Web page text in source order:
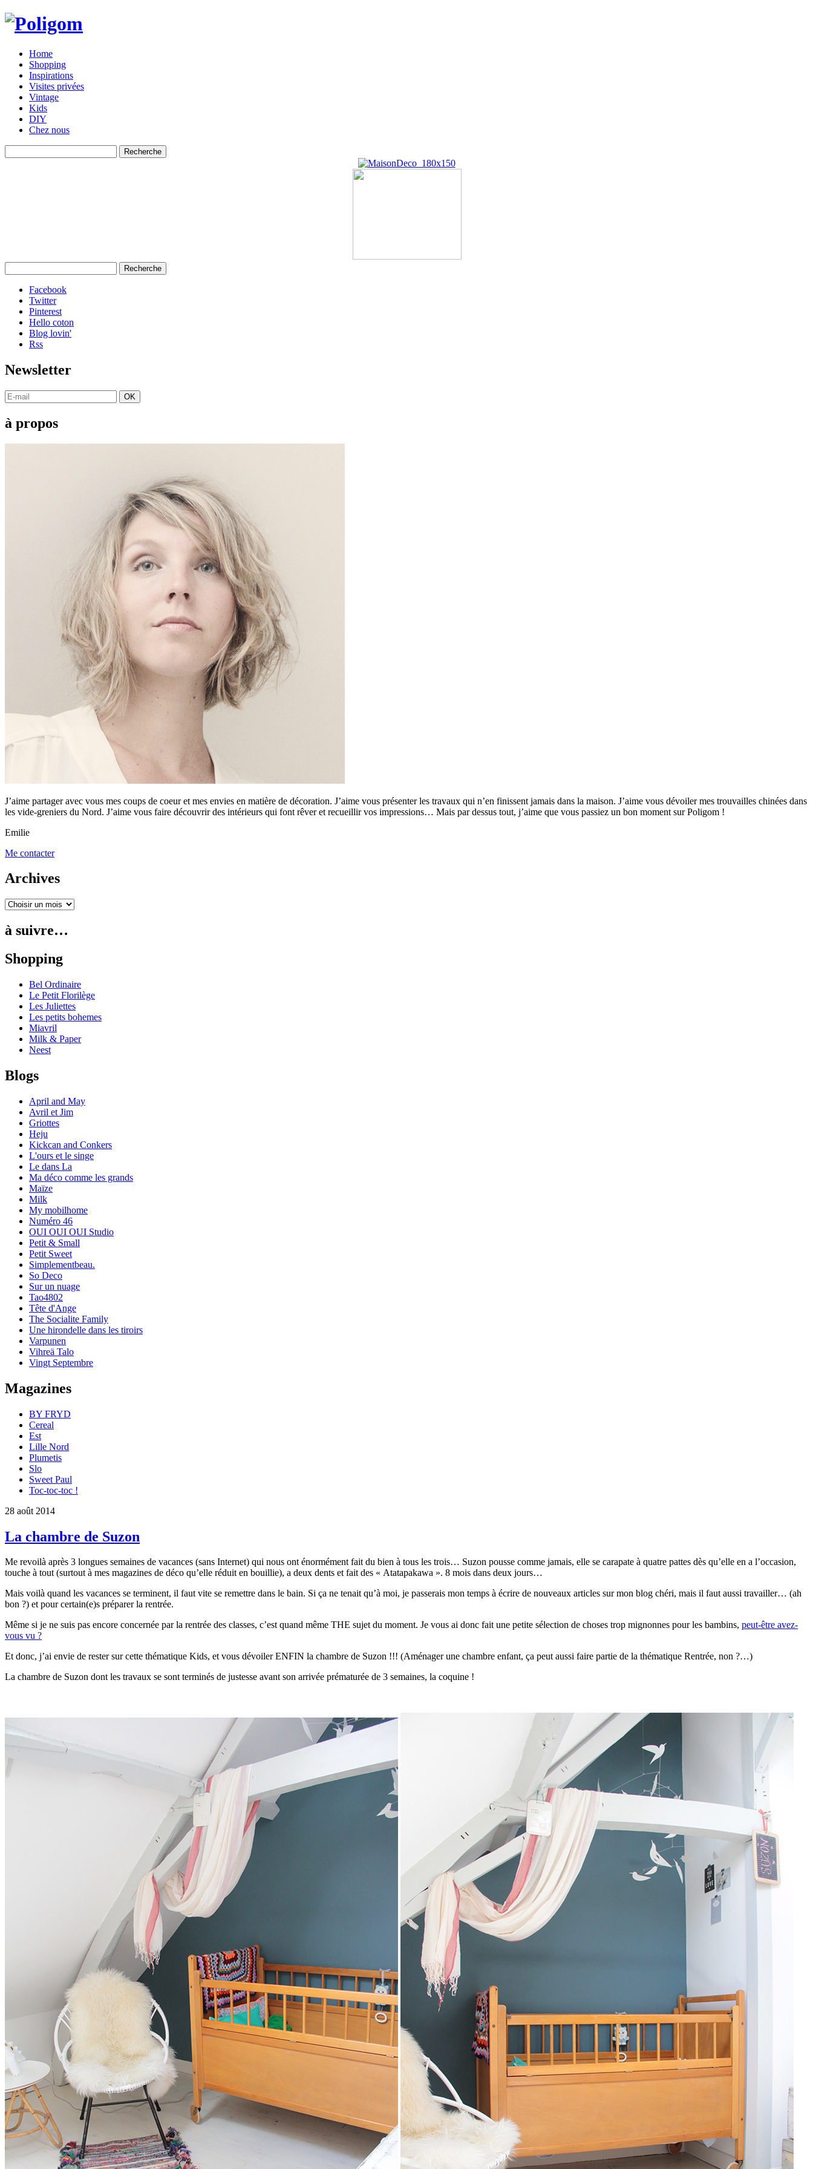
Home
Shopping
Inspirations
Visites privées
Vintage
Kids
DIY
Chez nous
Facebook
Twitter
Pinterest
Hello coton
Blog lovin'
Rss
Newsletter
OK
à propos
J’aime partager avec vous mes coups de coeur et mes envies en matière de décoration. J’aime vous présenter les travaux qui n’en finissent jamais dans la maison. J’aime vous dévoiler mes trouvailles chinées dans
les vide-greniers du Nord. J’aime vous faire découvrir des intérieurs qui font rêver et recueillir vos impressions… Mais par dessus tout, j’aime que vous passiez un bon moment sur Poligom !
Emilie
Me contacter
Archives
à suivre…
Shopping
Bel Ordinaire
Le Petit Florilège
Les Juliettes
Les petits bohemes
Miavril
Milk & Paper
Neest
Blogs
April and May
Avril et Jim
Griottes
Heju
Kickcan and Conkers
L'ours et le singe
Le dans La
Ma déco comme les grands
Maïze
Milk
My mobilhome
Numéro 46
OUI OUI OUI Studio
Petit & Small
Petit Sweet
Simplementbeau.
So Deco
Sur un nuage
Tao4802
Tête d'Ange
The Socialite Family
Une hirondelle dans les tiroirs
Varpunen
Vihreä Talo
Vingt Septembre
Magazines
BY FRYD
Cereal
Est
Lille Nord
Plumetis
Slo
Sweet Paul
Toc-toc-toc !
28 août 2014
La chambre de Suzon
Me revoilà après 3 longues semaines de vacances (sans Internet) qui nous ont énormément fait du bien à tous les trois… Suzon pousse comme jamais, elle se carapate à quatre pattes dès qu’elle en a l’occasion,
touche à tout (surtout à mes magazines de déco qu’elle réduit en bouillie), a deux dents et fait des « Atatapakawa ». 8 mois dans deux jours…
Mais voilà quand les vacances se terminent, il faut vite se remettre dans le bain. Si ça ne tenait qu’à moi, je passerais mon temps à écrire de nouveaux articles sur mon blog chéri, mais il faut aussi travailler… (ah
bon ?) et pour certain(e)s préparer la rentrée.
Même si je ne suis pas encore concernée par la rentrée des classes, c’est quand même THE sujet du moment. Je vous ai donc fait une petite sélection de choses trop mignonnes pour les bambins, peut-être avez-
vous vu ?
Et donc, j’ai envie de rester sur cette thématique Kids, et vous dévoiler ENFIN la chambre de Suzon !!! (Aménager une chambre enfant, ça peut aussi faire partie de la thématique Rentrée, non ?…)
La chambre de Suzon dont les travaux se sont terminés de justesse avant son arrivée prématurée de 3 semaines, la coquine !